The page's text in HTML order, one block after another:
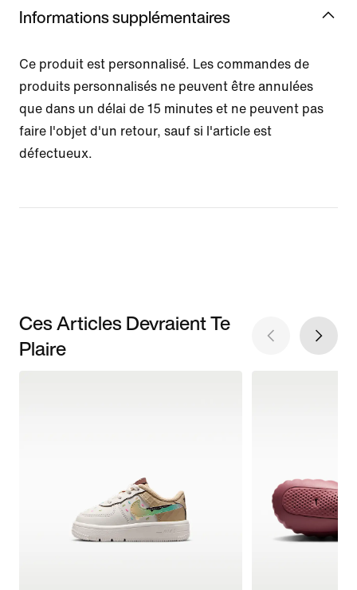
Informations supplémentaires
Ce produit est personnalisé. Les commandes de
produits personnalisés ne peuvent être annulées
que dans un délai de 15 minutes et ne peuvent pas
faire l'objet d'un retour, sauf si l'article est
défectueux.
Ces Articles Devraient Te
Plaire